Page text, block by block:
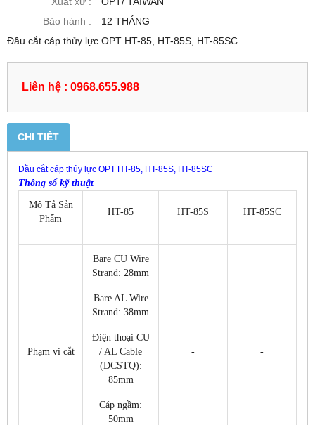
Bảo hành :
12 THÁNG
Đầu cắt cáp thủy lực OPT HT-85, HT-85S, HT-85SC
Liên hệ : 0968.655.988
CHI TIẾT
Đầu cắt cáp thủy lực OPT HT-85, HT-85S, HT-85SC
Thông số kỹ thuật
Mô Tả Sản
Phẩm
HT-85 HT-85S HT-85SC
Phạm vi cắt
Bare CU Wire
Strand: 28mm
Bare AL Wire
Strand: 38mm
Điện thoại CU
/ AL Cable
(ĐCSTQ):
85mm
Cáp ngầm:
50mm
- -